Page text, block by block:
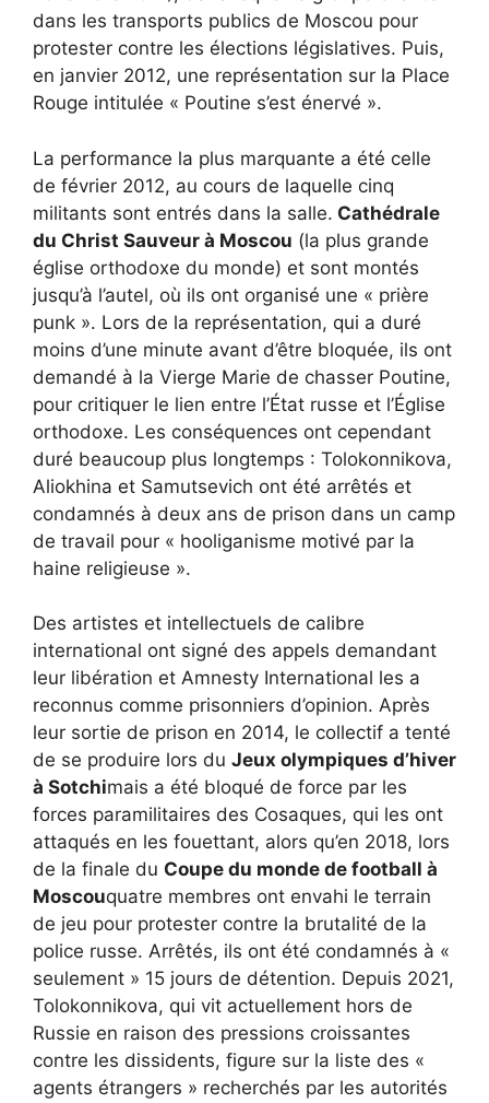
dans les transports publics de Moscou pour
protester contre les élections législatives. Puis,
en janvier 2012, une représentation sur la Place
Rouge intitulée « Poutine s’est énervé ».
La performance la plus marquante a été celle
de février 2012, au cours de laquelle cinq
militants sont entrés dans la salle. Cathédrale
du Christ Sauveur à Moscou (la plus grande
église orthodoxe du monde) et sont montés
jusqu’à l’autel, où ils ont organisé une « prière
punk ». Lors de la représentation, qui a duré
moins d’une minute avant d’être bloquée, ils ont
demandé à la Vierge Marie de chasser Poutine,
pour critiquer le lien entre l’État russe et l’Église
orthodoxe. Les conséquences ont cependant
duré beaucoup plus longtemps : Tolokonnikova,
Aliokhina et Samutsevich ont été arrêtés et
condamnés à deux ans de prison dans un camp
de travail pour « hooliganisme motivé par la
haine religieuse ».
Des artistes et intellectuels de calibre
international ont signé des appels demandant
leur libération et Amnesty International les a
reconnus comme prisonniers d’opinion. Après
leur sortie de prison en 2014, le collectif a tenté
de se produire lors du Jeux olympiques d’hiver
à Sotchimais a été bloqué de force par les
forces paramilitaires des Cosaques, qui les ont
attaqués en les fouettant, alors qu’en 2018, lors
de la finale du Coupe du monde de football à
Moscouquatre membres ont envahi le terrain
de jeu pour protester contre la brutalité de la
police russe. Arrêtés, ils ont été condamnés à «
seulement » 15 jours de détention. Depuis 2021,
Tolokonnikova, qui vit actuellement hors de
Russie en raison des pressions croissantes
contre les dissidents, figure sur la liste des «
agents étrangers » recherchés par les autorités